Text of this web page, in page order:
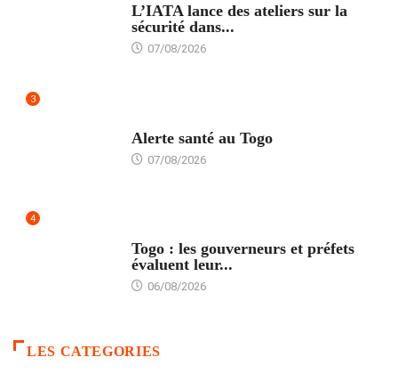
L’IATA lance des ateliers sur la
sécurité dans...
07/08/2026
3
Alerte santé au Togo
07/08/2026
4
Togo : les gouverneurs et préfets
évaluent leur...
06/08/2026
LES CATEGORIES